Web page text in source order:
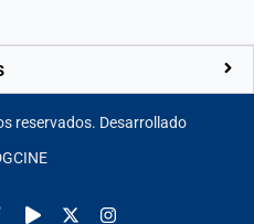
reservados. Desarrollado
Play Instagram